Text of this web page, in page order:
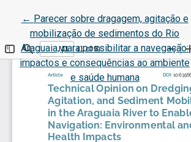
← Voltar aos Detalhes do Artigo
Parecer sobre dragagem, agitação e
mobilização de sedimentos do Rio
Araguaia, para possibilitar a navegação:
impactos e consequências ao ambiente
e saúde humana